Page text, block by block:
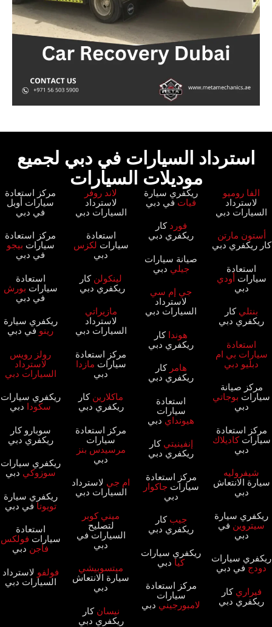
استرداد السيارات في دبي لجميع
موديلات السيارات
الفا روميو
لاسترداد
السيارات دبي
أستون مارتن
كار ريكفري دبي
استعادة
سيارات أودي
دبي
بنتلي كار
ريكفري دبي
استعادة
سيارات بي ام
دبليو دبي
مركز صيانة
سيارات بوجاتي
دبي
مركز استعادة
سياراتكاديلاك
دبي
شيفروليه
سيارة الانتعاش
دبي
ريكفري سيارة
سيتروين في
دبي
ريكفري سيارات
دودج في دبي
فيراريكار
ريكفري دبي
ريكفري سيارة
فيات في دبي
فورد كار
ريكفري دبي
صيانة سيارات
جيلي دبي
جي إم سي
لاسترداد
السيارات دبي
هوندا كار
ريكفري دبي
هامر كار
ريكفري دبي
استعادة
سيارات
هيونداي دبي
إنفينيتي كار
ريكفري دبي
مركز استعادة
سيارات جاكوار
دبي
جيبكار
ريكفري دبي
ريكفري سيارات
كيا دبي
مركز استعادة
سيارات
لامبورجيني دبي
لاند روفر
لاسترداد
السيارات دبي
استعادة
سيارات لكزس
دبي
لينكولن كار
ريكفري دبي
مازيراتي
لاسترداد
السيارات دبي
مركز استعادة
سيارات مازدا
دبي
ماكلارين كار
ريكفري دبي
مركز استعادة
سيارات
مرسيدس بنز
دبي
ام جي لاسترداد
السيارات دبي
ميني كوبر
لتصليح
السيارات في
دبي
ميتسوبيشي
سيارة الانتعاش
دبي
نيسان كار
ريكفري دبي
مركز استعادة
سيارات أوبل
في دبي
مركز استعادة
سيارات بيجو
في دبي
استعادة
سيارات بورش
في دبي
ريكفري سيارة
رينو في دبي
رولز رويس
لاسترداد
السيارات دبي
ريكفري سيارات
سكودا دبي
سوبارو كار
ريكفري دبي
ريكفري سيارات
سوزوكي دبي
ريكفري سيارة
تويوتا في دبي
استعادة
سيارات فولكس
فاجن دبي
فولفو لاسترداد
السيارات دبي